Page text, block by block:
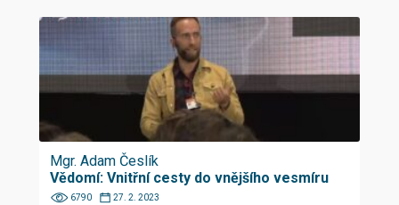
Mgr. Adam Česlík
Vědomí: Vnitřní cesty do vnějšího vesmíru
6790 27. 2. 2023